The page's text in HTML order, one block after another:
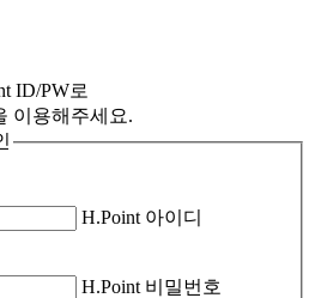
ID/PW로
이용해주세요.
H.Point 아이디
H.Point 비밀번호